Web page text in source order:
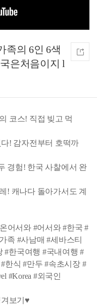
족의 6인 6색
은처음이지 l
코스! 직접 빚고 먹
! 감자전부터 호떡까
경험! 한국 사찰에서 완
! 캐나다 돌아가서도 계
어서와 #어서와 #한국 #
족 #사남매 #세바스티
#한국여행 #국내여행 #
한식 #만두 #속초시장 #
#Korea #외국인
보기♥